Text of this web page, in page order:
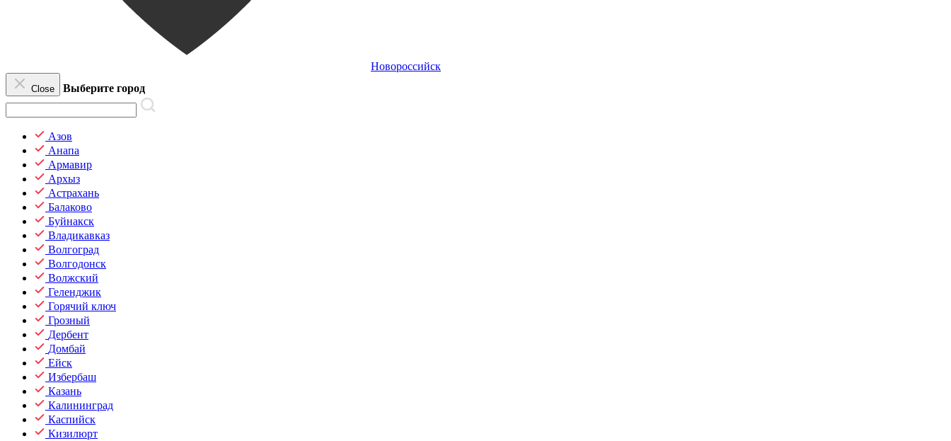
Новороссийск
Close Выберите город
Азов
Анапа
Армавир
Архыз
Астрахань
Балаково
Буйнакск
Владикавказ
Волгоград
Волгодонск
Волжский
Геленджик
Горячий ключ
Грозный
Дербент
Домбай
Ейск
Избербаш
Казань
Калининград
Каспийск
Кизилюрт